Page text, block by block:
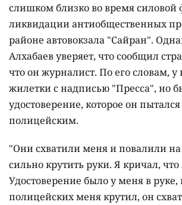
слишком близко во время силовой
ликвидации антиобщественных
районе автовокзала "Сайран".
Алхабаев уверяет, что сообщил
что он журналист. По его словам, у
жилетки с надписью "Пресса", но
удостоверение, которое он
полицейским.
"Они схватили меня и повалили
сильно крутить руки. Я кричал,
Удостоверение было у меня в руке,
полицейских меня крутил, он